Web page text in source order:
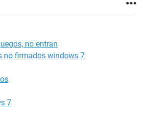
no entran
no firmados windows 7
7